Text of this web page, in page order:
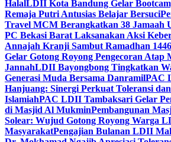
HalalLDII Kota Bandung Gelar
Remaja Putri Antusias Belajar Bersuci
Travel MCM Berangkatkan 38 Jamaah
PC Bekasi Barat Laksanakan Aksi
Annajah Kranji Sambut Ramadhan
Gelar Gotong Royong Pengecoran Atap
JannahLDII Bayongbong Tingkatkan
Generasi Muda Bersama DanramilPAC
Hanjuang: Sinergi Perkuat Toleransi
IslamiahPAC LDII Tambaksari Gelar
di Masjid Al MukminPembangunan
Solear: Wujud Gotong Royong Warga
MasyarakatPengajian Bulanan LDII